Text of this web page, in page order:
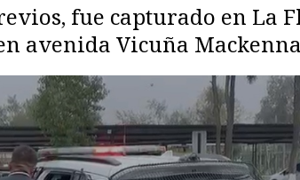
fue capturado en La
avenida Vicuña